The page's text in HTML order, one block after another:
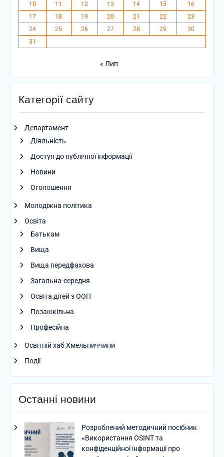
10
11 12 13 14 15
16
17
18 19 20 21 22
23
24
25 26 27 28 29
30
31
« Лип
Категорії сайту
Департамент
Діяльність
Доступ до публічної інформації
Новини
Оголошення
Молодіжна політика
Освіта
Батькам
Вища
Вища передфахова
Загальна-середня
Освіта дітей з ООП
Позашкільна
Професійна
Освітній хаб Хмельниччини
Події
Останні новини
Розроблений методичний посібник
«Використання OSINT та
конфіденційної інформації про